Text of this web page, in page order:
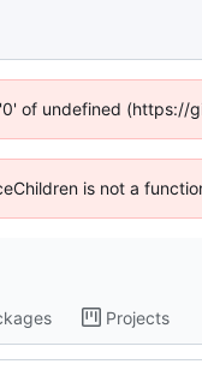
of undefined (https://
is not a
Projects